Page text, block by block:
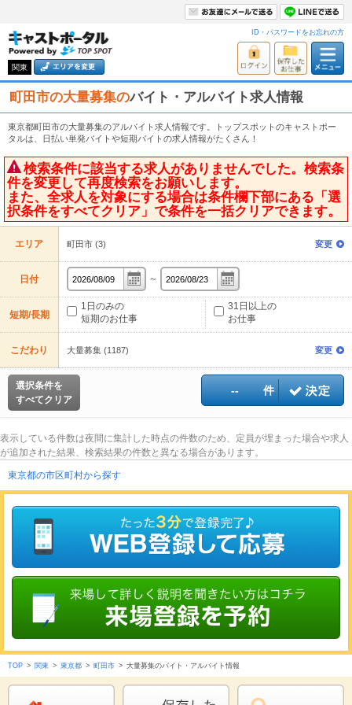
関東
ID・パスワードをお忘れの方
町田市の大量募集のバイト・アルバイト求人情報
東京都町田市の大量募集のアルバイト求人情報です。トップスポットのキャストポー
タルは、日払い単発バイトや短期バイトの求人情報がたくさん！
検索条件に該当する求人がありませんでした。検索条
件を変更して再度検索をお願いします。
また、全求人を対象にする場合は条件欄下部にある「選
択条件をすべてクリア」で条件を一括クリアできます。
エリア 町田市 (3) 変更
日付 ～
短期/長期
1日のみの
短期のお仕事
31日以上の
お仕事
こだわり 大量募集 (1187) 変更
選択条件を
すべてクリア
-- 件
表示している件数は夜間に集計した時点の件数のため、定員が埋まった場合や求人
が追加された結果、検索結果の件数と異なる場合があります。
東京都の市区町村から探す
TOP > 関東 > 東京都 > 町田市 > 大量募集のバイト・アルバイト情報